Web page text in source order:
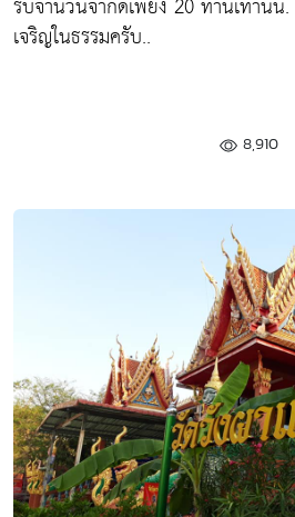
รับจำนวนจำกัดเพียง 20 ท่านเท่านั้น.
เจริญในธรรมครับ..
8,910